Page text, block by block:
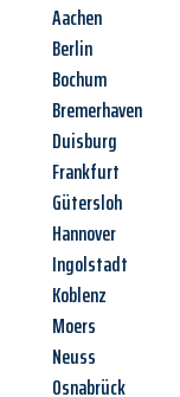
Aachen
Berlin
Bochum
Bremerhaven
Duisburg
Frankfurt
Gütersloh
Hannover
Ingolstadt
Koblenz
Moers
Neuss
Osnabrück